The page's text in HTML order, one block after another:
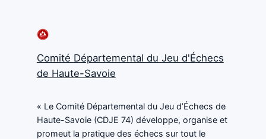
Comité Départemental du Jeu d'Échecs
de Haute-Savoie
« Le Comité Départemental du Jeu d’Échecs de
Haute-Savoie (CDJE 74) développe, organise et
promeut la pratique des échecs sur tout le